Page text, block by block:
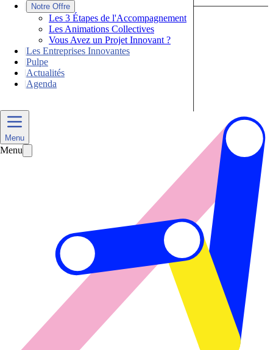
|
Notre Offre
Les 3 Étapes de l'Accompagnement
Les Animations Collectives
Vous Avez un Projet Innovant ?
|Les Entreprises Innovantes
|Pulpe
|Actualités
|Agenda
Menu
Menu